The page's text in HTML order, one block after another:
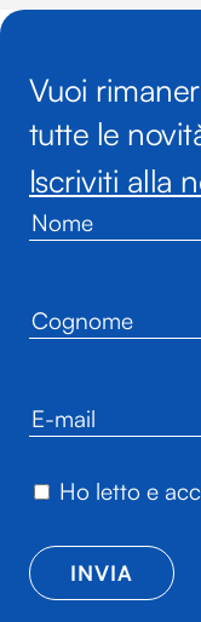
Vuoi
tutte le
Iscriviti alla
Ho letto e